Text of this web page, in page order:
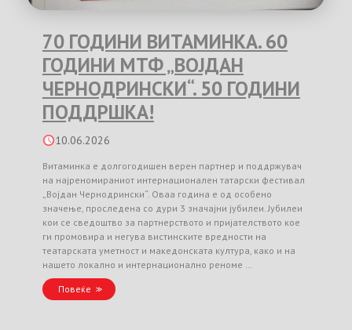
70 ГОДИНИ ВИТАМИНКА. 60
ГОДИНИ МТФ „ВОЈДАН
ЧЕРНОДРИНСКИ“. 50 ГОДИНИ
ПОДДРШКА!
10.06.2026
Витаминка е долгогодишен верен партнер и поддржувач
на најреномираниот интернационален татарски фестивал
„Војдан Чернодрински“. Оваа година е од особено
значење, проследена со дури 3 значајни јубилеи. Јубилеи
кои се сведоштво за партнерството и пријателството кое
ги промовира и негува вистинските вредности на
театарската уметност и македонската култура, како и на
нашето локално и интернационално реноме …
Повеќе